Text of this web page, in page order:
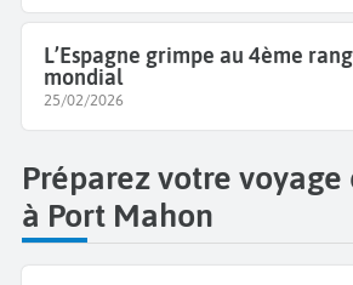
L’Espagne grimpe au 4ème
mondial
25/02/2026
Préparez votre voyage
à Port Mahon